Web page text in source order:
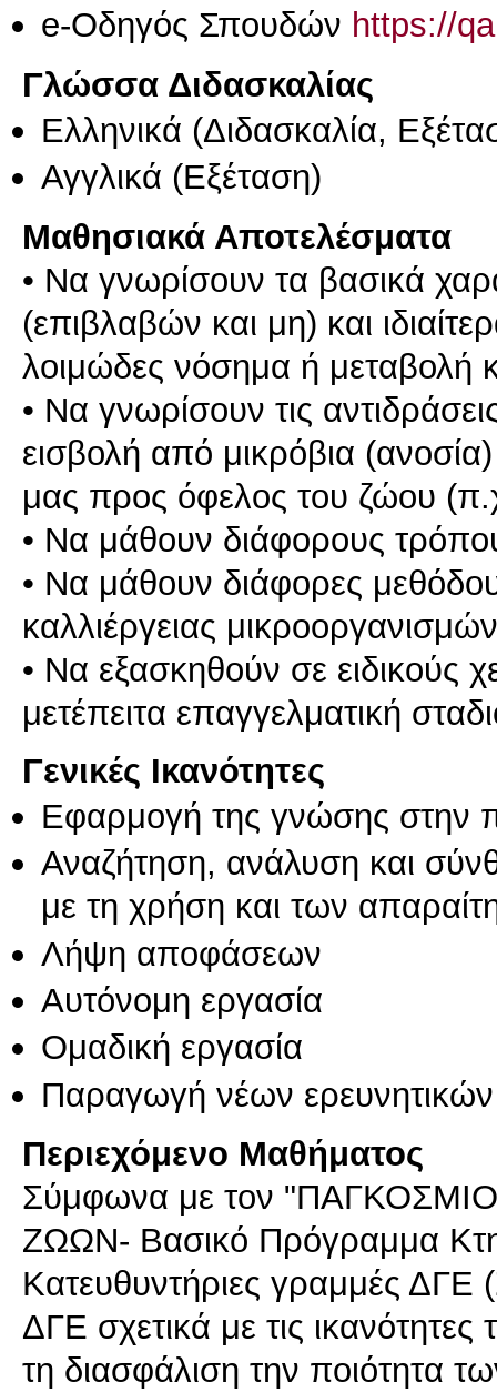
e-Οδηγός Σπουδών https://
Γλώσσα Διδασκαλίας
Ελληνικά (Διδασκαλία,
Αγγλικά (Εξέταση)
Μαθησιακά Αποτελέσματα
• Να γνωρίσουν τα βασικά
(επιβλαβών και μη) και
λοιμώδες νόσημα ή μεταβολή
• Να γνωρίσουν τις
εισβολή από μικρόβια
μας προς όφελος του ζώου
• Να μάθουν διάφορους
• Να μάθουν διάφορες
καλλιέργειας μικροοργανισμών
• Να εξασκηθούν σε ειδικούς
μετέπειτα επαγγελματική
Γενικές Ικανότητες
Εφαρμογή της γνώσης στην
Αναζήτηση, ανάλυση και
με τη χρήση και των
Λήψη αποφάσεων
Αυτόνομη εργασία
Ομαδική εργασία
Παραγωγή νέων
Περιεχόμενο Μαθήματος
Σύμφωνα με τον
ΖΩΩΝ- Βασικό Πρόγραμμα
Κατευθυντήριες γραμμές ΔΓΕ
ΔΓΕ σχετικά με τις
τη διασφάλιση την ποιότητα